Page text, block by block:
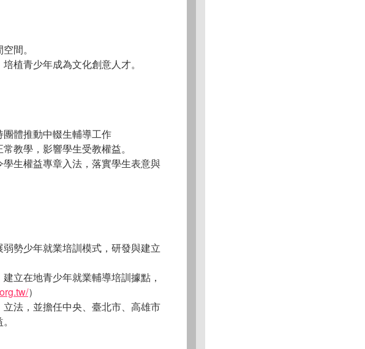
間。
植青少年成為文化創意人才。
體推動中輟生輔導工作
教學，影響學生受教權益。
生權益專章入法，落實學生表意與
勢少年就業培訓模式，研發與建立
立在地青少年就業輔導培訓據點，
）
法，並擔任中央、臺北市、高雄市